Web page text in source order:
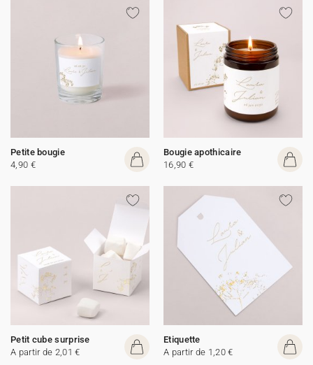
Petite bougie
4,90 €
Bougie apothicaire
16,90 €
Petit cube surprise
A partir de 2,01 €
Etiquette
A partir de 1,20 €